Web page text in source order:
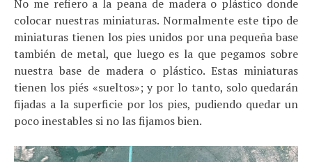
No me refiero a la peana de madera o plástico donde
colocar nuestras miniaturas. Normalmente este tipo de
miniaturas tienen los pies unidos por una pequeña base
también de metal, que luego es la que pegamos sobre
nuestra base de madera o plástico. Estas miniaturas
tienen los piés «sueltos»; y por lo tanto, solo quedarán
fijadas a la superficie por los pies, pudiendo quedar un
poco inestables si no las fijamos bien.